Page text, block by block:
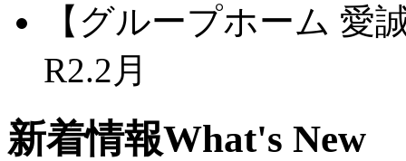
【グループホーム 愛
R2.2月
新着情報What's New